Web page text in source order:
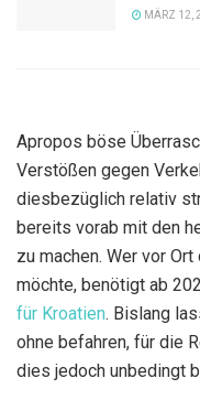
MÄRZ 12,
Apropos böse
Verstößen gegen
diesbezüglich relativ
bereits vorab mit den
zu machen. Wer vor
möchte, benötigt ab
für Kroatien. Bislang
ohne befahren, für die
dies jedoch unbedingt